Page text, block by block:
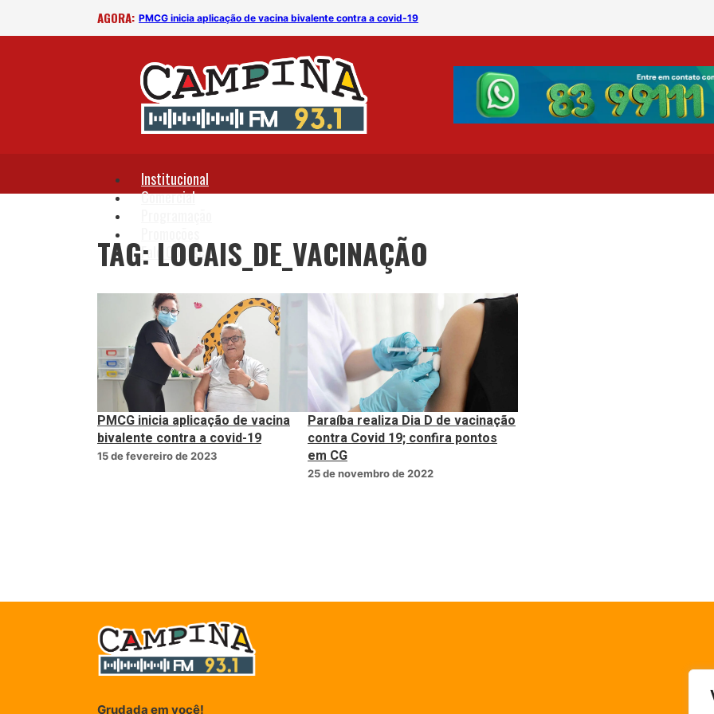
AGORA: PMCG inicia aplicação de vacina bivalente contra a covid-19 Paraíba realiza Dia D de
Institucional
Comercial
Fale Conosco
TAG: LOCAIS_DE_VACINAÇÃO
PMCG inicia aplicação de vacina
bivalente contra a covid-19
15 de fevereiro de 2023
Paraíba realiza Dia D de vacinação
contra Covid 19; confira pontos
em CG
25 de novembro de 2022
Grudada em você!